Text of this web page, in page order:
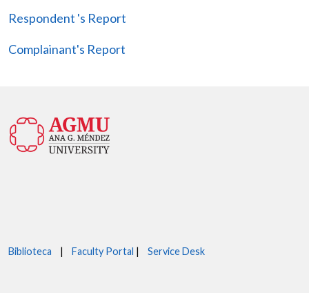
Respondent 's Report
Complainant's Report
Biblioteca | Faculty Portal | Service Desk